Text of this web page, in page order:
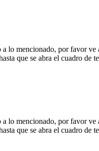
lo mencionado, por favor
que se abra el cuadro de
lo mencionado, por favor
que se abra el cuadro de